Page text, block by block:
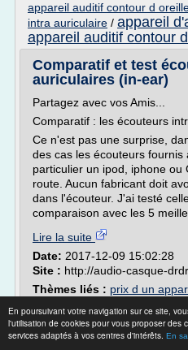
En poursuivant votre navigation sur ce site,
l'utilisation de cookies pour vous proposer des
services adaptés à vos centres d'intérêts. En
appareil auditif contour d
intra auriculaire / appareil
appareil auditif contour
Comparatif et test
auriculaires (in-ear)
Partagez avec vos Amis...
Comparatif : les écouteurs
Ce n'est pas une surprise,
des cas les écouteurs fournis
particulier un ipod, iphone ou
route. Aucun fabricant doit
dans l'écouteur. J'ai testé
comparaison avec les 5
Lire la suite
Date: 2017-12-09 15:02:28
Site : http://audio-casque-
Thèmes liés : prix d un
auditif intra auriculaire/
auriculaire/appareil intra